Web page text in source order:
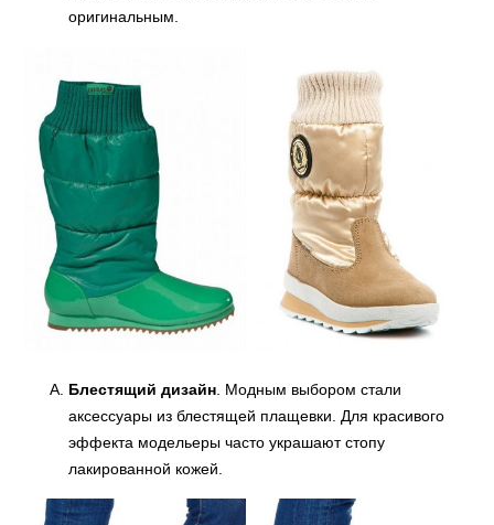
оригинальным.
Блестящий дизайн. Модным выбором стали
аксессуары из блестящей плащевки. Для красивого
эффекта модельеры часто украшают стопу
лакированной кожей.